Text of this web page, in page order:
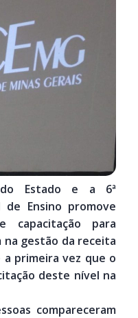
Estado e a 6ª
de Ensino promove
capacitação para
na gestão da receita
a primeira vez que o
deste nível na
compareceram